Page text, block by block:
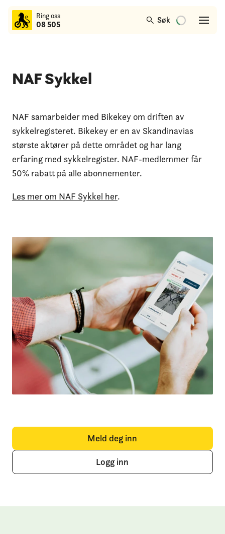
Ring oss
08 505 Søk
hovedinnhold
NAF Sykkel
NAF samarbeider med Bikekey om driften av
sykkelregisteret. Bikekey er en av Skandinavias
største aktører på dette området og har lang
erfaring med sykkelregister. NAF-medlemmer får
50% rabatt på alle abonnementer.
Les mer om NAF Sykkel her.
Meld deg inn
Logg inn